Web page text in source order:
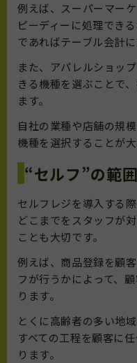
例えば、スーパーマー
ピーディーに処理でき
であればテーブル会計
また、アパレルショッ
きる機種を選ぶことで
ます。
自社の業種や店舗の規
機種を選択することが大
“セルフ”の範
セルフレジを導入する
どこまでをスタッフが
ことも大切です。
例えば、商品登録を顧
フが行うかによって、
ります。
とくに高齢者の多い地
すべての工程を顧客に
ります。